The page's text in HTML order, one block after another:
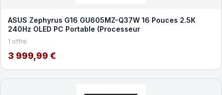
ASUS Zephyrus G16 GU605MZ-Q37W 16 Pouces 2.5K
240Hz OLED PC Portable (Processeur
1 offre
3 999,99 €